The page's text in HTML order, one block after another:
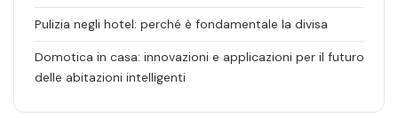
Pulizia negli hotel: perché è fondamentale la divisa
Domotica in casa: innovazioni e applicazioni per il futuro
delle abitazioni intelligenti